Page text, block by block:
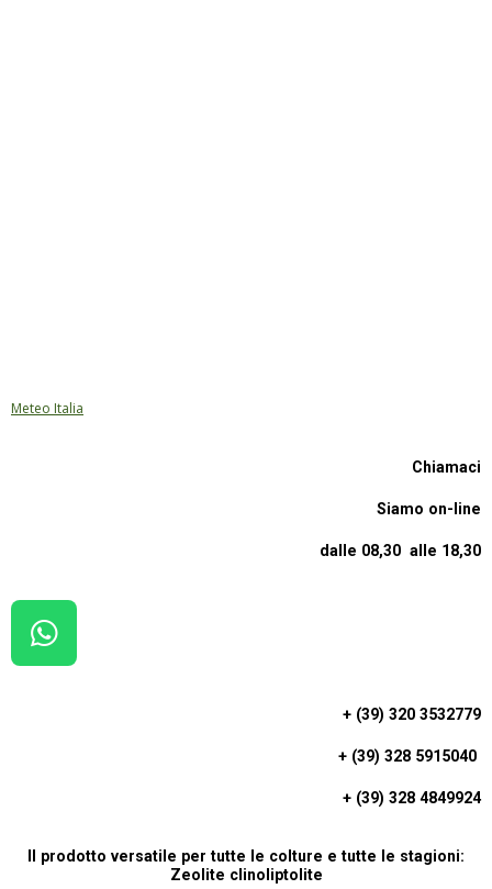
Meteo Italia
Chiamaci
Siamo on-line
dalle 08,30 alle 18,30
W
H
P
+ (39) 320 3532779
+ (39) 328 5915040
+ (39) 328 4849924
Il prodotto versatile per tutte le colture e tutte le stagioni:
Zeolite clinoliptolite